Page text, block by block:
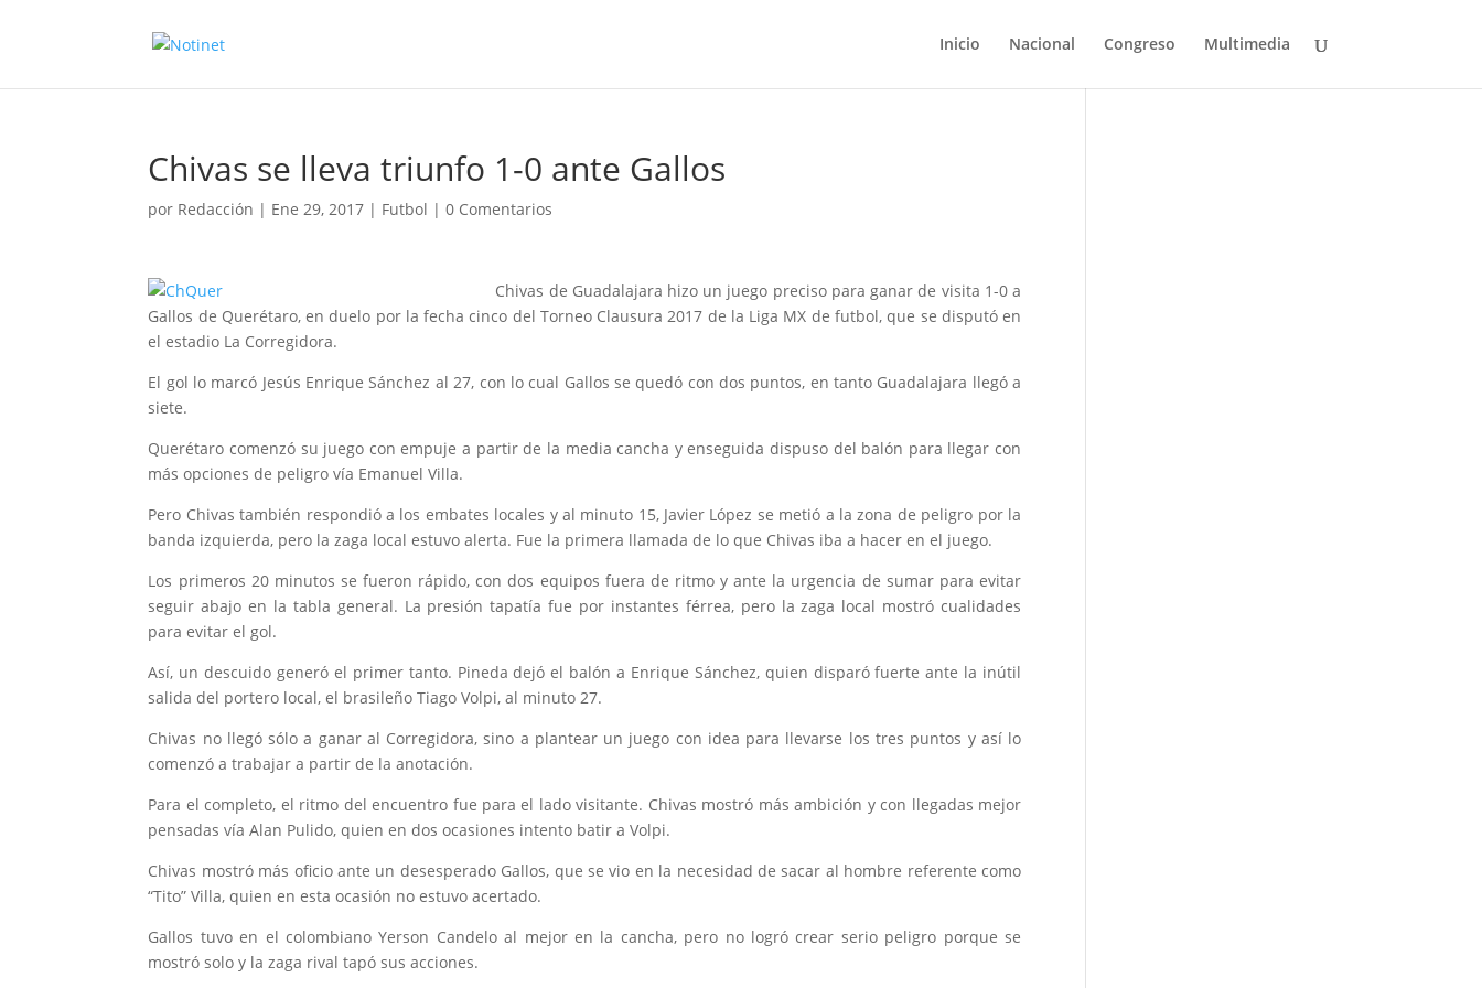
Inicio Nacional Congreso Multimedia
Chivas se lleva triunfo 1-0 ante Gallos
por Redacción | Ene 29, 2017 | Futbol |0 Comentarios
Chivas de Guadalajara hizo un juego preciso para ganar de visita 1-0 a
Gallos de Querétaro, en duelo por la fecha cinco del Torneo Clausura 2017 de la Liga MX de futbol, que se disputó en
el estadio La Corregidora.
El gol lo marcó Jesús Enrique Sánchez al 27, con lo cual Gallos se quedó con dos puntos, en tanto Guadalajara llegó a
siete.
Querétaro comenzó su juego con empuje a partir de la media cancha y enseguida dispuso del balón para llegar con
más opciones de peligro vía Emanuel Villa.
Pero Chivas también respondió a los embates locales y al minuto 15, Javier López se metió a la zona de peligro por la
banda izquierda, pero la zaga local estuvo alerta. Fue la primera llamada de lo que Chivas iba a hacer en el juego.
Los primeros 20 minutos se fueron rápido, con dos equipos fuera de ritmo y ante la urgencia de sumar para evitar
seguir abajo en la tabla general. La presión tapatía fue por instantes férrea, pero la zaga local mostró cualidades
para evitar el gol.
Así, un descuido generó el primer tanto. Pineda dejó el balón a Enrique Sánchez, quien disparó fuerte ante la inútil
salida del portero local, el brasileño Tiago Volpi, al minuto 27.
Chivas no llegó sólo a ganar al Corregidora, sino a plantear un juego con idea para llevarse los tres puntos y así lo
comenzó a trabajar a partir de la anotación.
Para el completo, el ritmo del encuentro fue para el lado visitante. Chivas mostró más ambición y con llegadas mejor
pensadas vía Alan Pulido, quien en dos ocasiones intento batir a Volpi.
Chivas mostró más oficio ante un desesperado Gallos, que se vio en la necesidad de sacar al hombre referente como
“Tito” Villa, quien en esta ocasión no estuvo acertado.
Gallos tuvo en el colombiano Yerson Candelo al mejor en la cancha, pero no logró crear serio peligro porque se
mostró solo y la zaga rival tapó sus acciones.